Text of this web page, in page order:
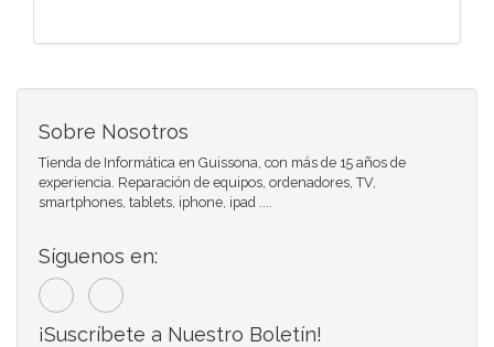
Sobre Nosotros
Tienda de Informática en Guissona, con más de 15 años de
experiencia. Reparación de equipos, ordenadores, TV,
smartphones, tablets, iphone, ipad ....
Síguenos en:
¡Suscríbete a Nuestro Boletín!